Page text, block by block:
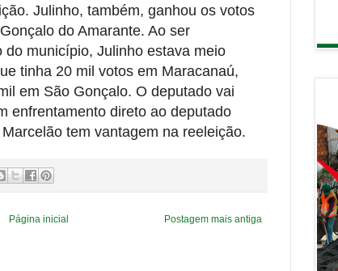
Julinho, também, ganhou os votos
do Amarante. Ao ser
município, Julinho estava meio
tinha 20 mil votos em Maracanaú,
em São Gonçalo. O deputado vai
enfrentamento direto ao deputado
tem vantagem na reeleição.
Postagem mais antiga
Página inicial